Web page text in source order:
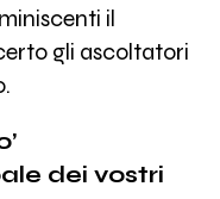
il
gli ascoltatori
dei vostri